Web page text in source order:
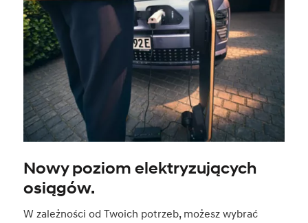
Nowy poziom elektryzujących
osiągów.
W zależności od Twoich potrzeb, możesz wybrać